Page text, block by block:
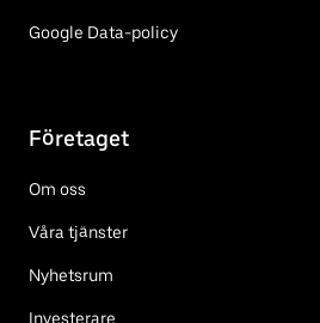
Google Data-policy
Företaget
Om oss
Våra tjänster
Nyhetsrum
Investerare